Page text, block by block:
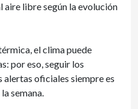
aire libre según la evolución
el clima puede
por eso, seguir los
oficiales siempre es
semana.